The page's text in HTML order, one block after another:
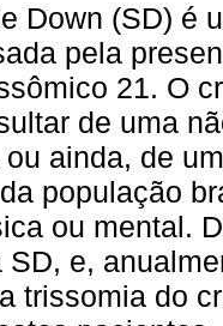
Down (SD) é
pela
21. O
de uma
ainda, de
população
ou mental.
SD, e,
trissomia do